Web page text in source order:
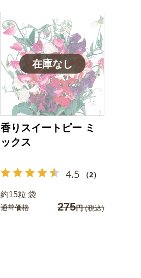
香りスイートピー ミ
ックス
4.5 （2）
約15粒 袋
通常価格 275円(税込)